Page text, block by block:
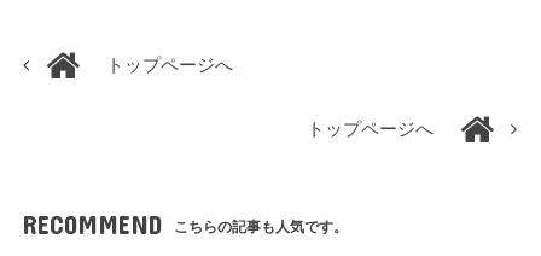
トップページへ
トップページへ
RECOMMEND こちらの記事も人気です。